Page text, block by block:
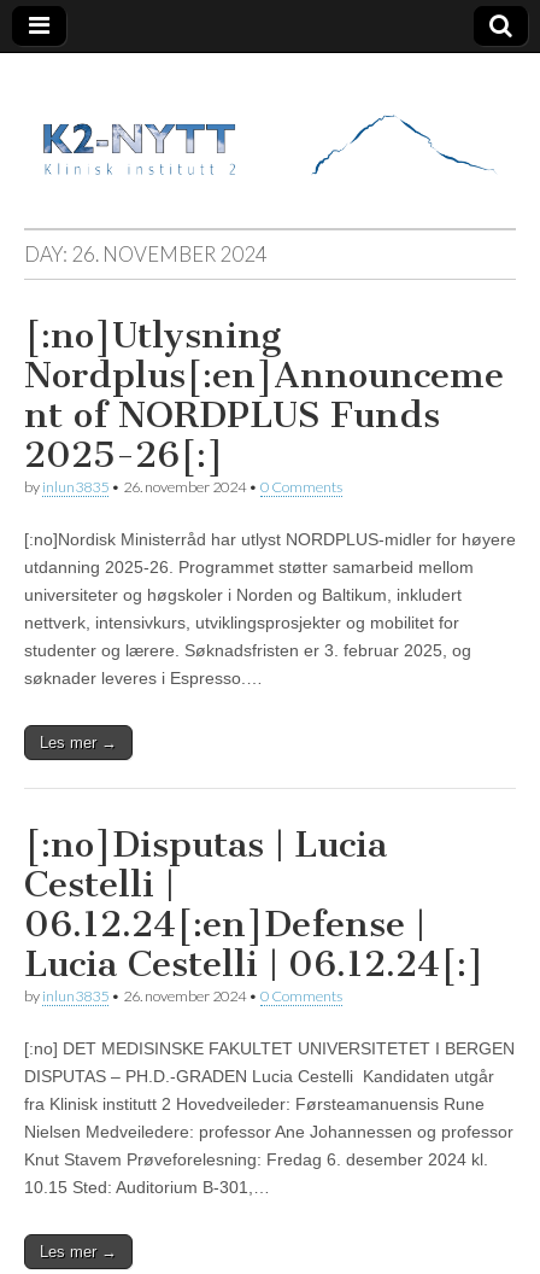
K2 Nytt
DAY: 26. NOVEMBER 2024
[:no]Utlysning
Nordplus[:en]Announceme
nt of NORDPLUS Funds
2025-26[:]
by inlun3835 • 26. november 2024• 0 Comments
[:no]Nordisk Ministerråd har utlyst NORDPLUS-midler for høyere
utdanning 2025-26. Programmet støtter samarbeid mellom
universiteter og høgskoler i Norden og Baltikum, inkludert
nettverk, intensivkurs, utviklingsprosjekter og mobilitet for
studenter og lærere. Søknadsfristen er 3. februar 2025, og
søknader leveres i Espresso.…
Les mer →
[:no]Disputas | Lucia
Cestelli |
06.12.24[:en]Defense |
Lucia Cestelli | 06.12.24[:]
by inlun3835 • 26. november 2024• 0 Comments
[:no] DET MEDISINSKE FAKULTET UNIVERSITETET I BERGEN
DISPUTAS – PH.D.-GRADEN Lucia Cestelli Kandidaten utgår
fra Klinisk institutt 2 Hovedveileder: Førsteamanuensis Rune
Nielsen Medveiledere: professor Ane Johannessen og professor
Knut Stavem Prøveforelesning: Fredag 6. desember 2024 kl.
10.15 Sted: Auditorium B-301,…
Les mer →